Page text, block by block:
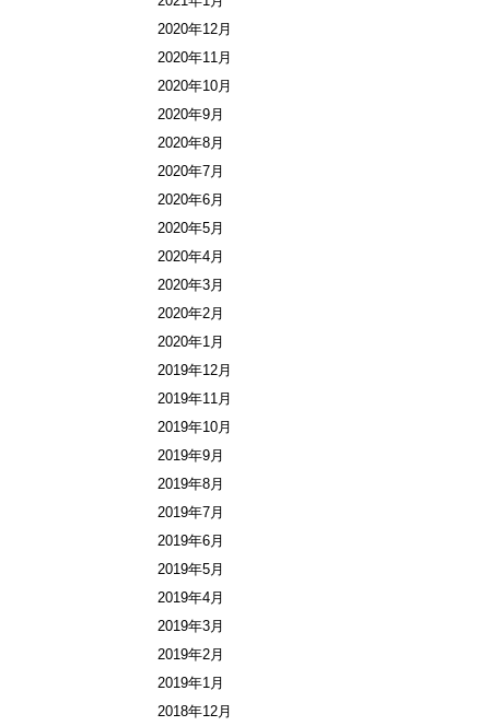
2020年12月
2020年11月
2020年10月
2020年9月
2020年8月
2020年7月
2020年6月
2020年5月
2020年4月
2020年3月
2020年2月
2020年1月
2019年12月
2019年11月
2019年10月
2019年9月
2019年8月
2019年7月
2019年6月
2019年5月
2019年4月
2019年3月
2019年2月
2019年1月
2018年12月